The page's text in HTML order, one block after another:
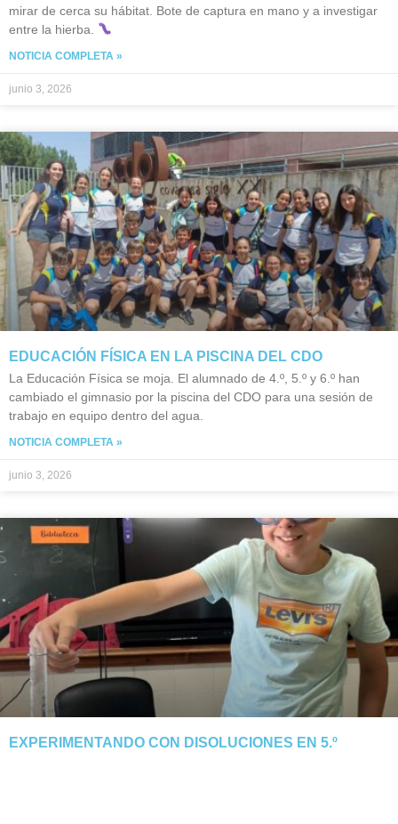
mirar de cerca su hábitat. Bote de captura en mano y a investigar
entre la hierba.
NOTICIA COMPLETA »
junio 3, 2026
EDUCACIÓN FÍSICA EN LA PISCINA DEL CDO
La Educación Física se moja. El alumnado de 4.º, 5.º y 6.º han
cambiado el gimnasio por la piscina del CDO para una sesión de
trabajo en equipo dentro del agua.
NOTICIA COMPLETA »
junio 3, 2026
EXPERIMENTANDO CON DISOLUCIONES EN 5.º